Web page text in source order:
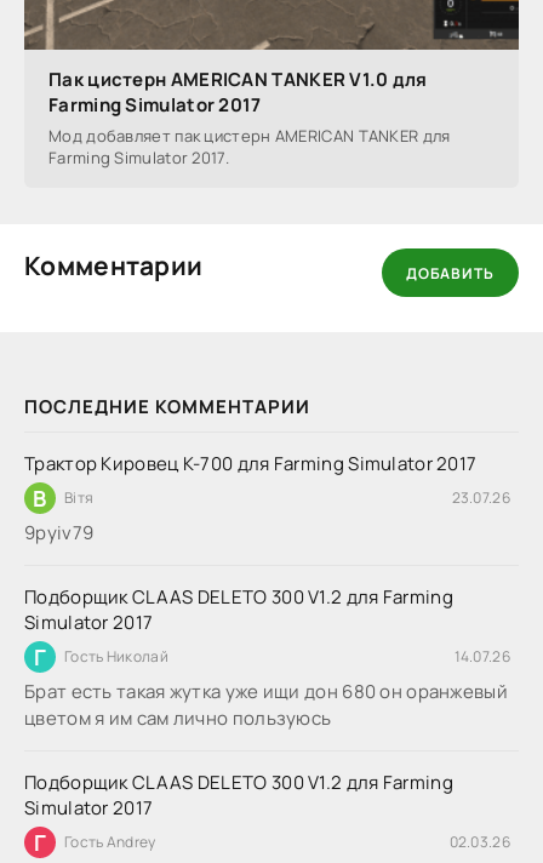
ПОСЛЕДНИЕ КОММЕНТАРИИ
Трактор Кировец К-700 для Farming Simulator 2017
В Вітя 23.07.26
9руіv79
Подборщик CLAAS DELETO 300 V1.2 для Farming
Simulator 2017
Г Гость Николай 14.07.26
Брат есть такая жутка уже ищи дон 680 он оранжевый
цветом я им сам лично пользуюсь
Подборщик CLAAS DELETO 300 V1.2 для Farming
Simulator 2017
Г Гость Andrey 02.03.26
Пак цистерн AMERICAN TANKER V1.0 для
Farming Simulator 2017
Мод добавляет пак цистерн AMERICAN TANKER для
Farming Simulator 2017.
Комментарии ДОБАВИТЬ